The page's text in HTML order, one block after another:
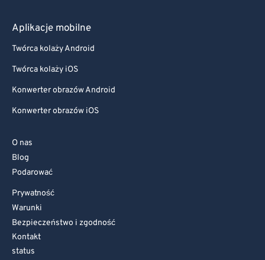
Aplikacje mobilne
Twórca kolaży Android
Twórca kolaży iOS
Konwerter obrazów Android
Konwerter obrazów iOS
O nas
Blog
Podarować
Prywatność
Warunki
Bezpieczeństwo i zgodność
Kontakt
status